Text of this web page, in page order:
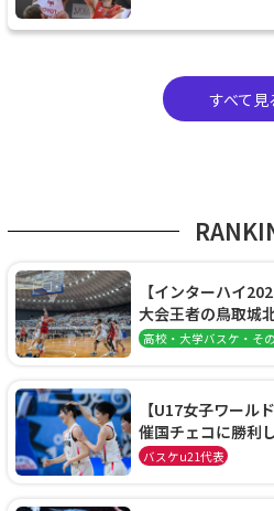
すべて見
【インターハイ
大会王者の鳥取城
阜女子に完勝、大
高校・大学バスケ・そ
【U17女子ワール
催国チェコに勝利
通過！準々決勝の
バスケu21代表